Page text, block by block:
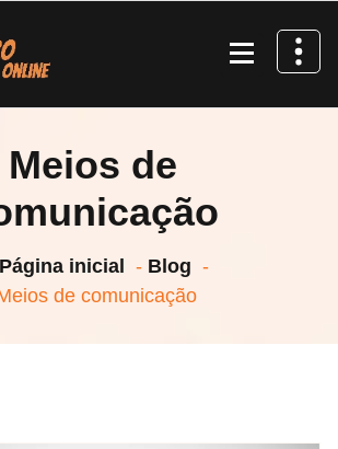
Meios de
inicial - Blog -
de comunicação